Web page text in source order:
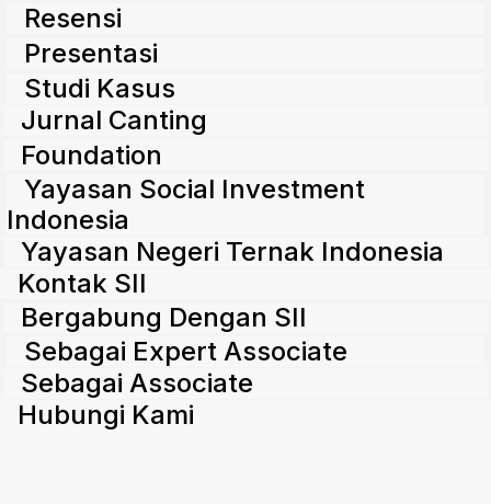
Resensi
Presentasi
Studi Kasus
Jurnal Canting
Foundation
Yayasan Social Investment
Indonesia
Yayasan Negeri Ternak Indonesia
Kontak SII
Bergabung Dengan SII
Sebagai Expert Associate
Sebagai Associate
Hubungi Kami